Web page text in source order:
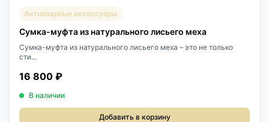
Антикварные аксессуары
Сумка-муфта из натурального лисьего меха
Сумка-муфта из натурального лисьего меха – это не только
сти...
16 800 ₽
В наличии
Добавить в корзину